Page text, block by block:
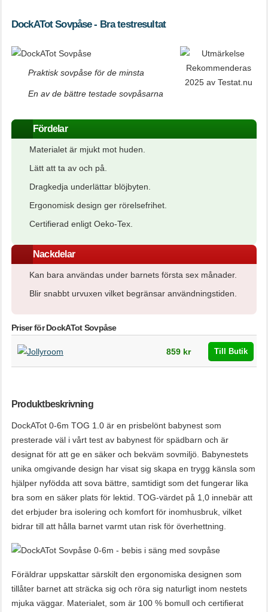
DockATot Sovpåse - Bra testresultat
Praktisk sovpåse för de minsta
En av de bättre testade sovpåsarna
Fördelar
Materialet är mjukt mot huden.
Lätt att ta av och på.
Dragkedja underlättar blöjbyten.
Ergonomisk design ger rörelsefrihet.
Certifierad enligt Oeko-Tex.
Nackdelar
Kan bara användas under barnets första sex månader.
Blir snabbt urvuxen vilket begränsar användningstiden.
Priser för DockATot Sovpåse
Butik
859 kr Till Butik
Produktbeskrivning
DockATot 0-6m TOG 1.0 är en prisbelönt babynest som
presterade väl i vårt test av babynest för spädbarn och är
designat för att ge en säker och bekväm sovmiljö. Babynestets
unika omgivande design har visat sig skapa en trygg känsla som
hjälper nyfödda att sova bättre, samtidigt som det fungerar lika
bra som en säker plats för lektid. TOG-värdet på 1,0 innebär att
det erbjuder bra isolering och komfort för inomhusbruk, vilket
bidrar till att hålla barnet varmt utan risk för överhettning.
Föräldrar uppskattar särskilt den ergonomiska designen som
tillåter barnet att sträcka sig och röra sig naturligt inom nestets
mjuka väggar. Materialet, som är 100 % bomull och certifierat